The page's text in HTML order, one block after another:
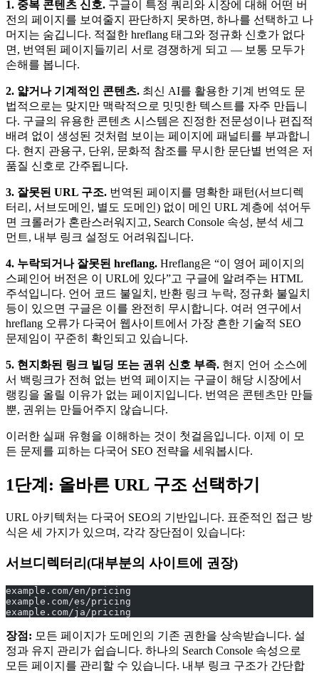
1. 중복 콘텐츠 신호. 구글이 특정 쿼리와 시장에 대해 어떤 버
전의 페이지를 보여줄지 판단하지 못하면, 하나를 선택하고 나
머지는 숨깁니다. 적절한 hreflang 태그와 정규화 신호가 없다
면, 번역된 페이지들끼리 서로 경쟁하게 되고 — 보통 모두가
손해를 봅니다.
2. 얇거나 기계적인 콘텐츠. 최신 AI를 활용한 기계 번역도 문
법적으로는 맞지만 맥락적으로 밋밋한 텍스트를 자주 만듭니
다. 구글의 유용한 콘텐츠 시스템은 진정한 전문성이나 편집적
배려 없이 생성된 것처럼 보이는 페이지에 패널티를 부과합니
다. 현지 관용구, 단위, 문화적 참조를 무시한 문단별 번역은 저
품질 신호로 간주됩니다.
3. 잘못된 URL 구조. 번역된 페이지를 명확한 패턴(서브디렉
터리, 서브도메인, 별도 도메인) 없이 메인 URL 계층에 섞어두
면 크롤러가 혼란스러워지고, Search Console 속성, 분석 세그
먼트, 내부 링크 설정도 어려워집니다.
4. 누락되거나 잘못된 hreflang. Hreflang은 “이 영어 페이지의
스페인어 버전은 이 URL에 있다”고 구글에 알려주는 HTML
주석입니다. 언어 코드 불일치, 반환 링크 누락, 정규화 불일치
등이 있으면 구글은 이를 완전히 무시합니다. 여러 연구에서
hreflang 오류가 다국어 웹사이트에서 가장 흔한 기술적 SEO
문제임이 꾸준히 확인되고 있습니다.
5. 현지화된 링크 빌딩 또는 권위 신호 부족. 현지 언어 소스에
서 백링크가 전혀 없는 번역 페이지는 구글이 해당 시장에서
랭킹을 올릴 이유가 없는 페이지입니다. 번역은 콘텐츠만 만들
뿐, 권위는 만들어주지 않습니다.
이러한 실패 유형을 이해하는 것이 첫걸음입니다. 이제 이 모
든 문제를 피하는 다국어 SEO 전략을 세워봅시다.
1단계: 올바른 URL 구조 선택하기
URL 아키텍처는 다국어 SEO의 기반입니다. 표준적인 접근 방
식은 세 가지가 있으며, 각각 장단점이 있습니다:
서브디렉터리(대부분의 사이트에 권장)
example.com/en/pricing
example.com/es/pricing
example.com/ja/pricing
장점: 모든 페이지가 도메인의 기존 권한을 상속받습니다. 설
정과 유지 관리가 쉽습니다. 하나의 Search Console 속성으로
모든 페이지를 관리할 수 있습니다. 내부 링크 구조가 간단합